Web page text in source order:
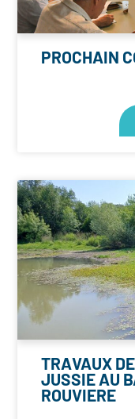
PROCHAIN
TRAVAUX
JUSSIE AU
ROUVIERE